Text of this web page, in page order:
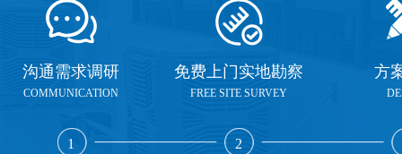
沟通需求调研
COMMUNICATION
1
免费上门实地勘察
FREE SITE SURVEY
2
方